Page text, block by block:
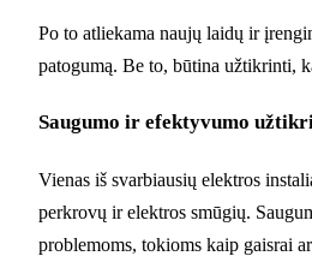
Po to atliekama naujų laidų ir
patogumą. Be to, būtina užtikrinti,
Saugumo ir efektyvumo
Vienas iš svarbiausių elektros
perkrovų ir elektros smūgių.
problemoms, tokioms kaip gaisrai